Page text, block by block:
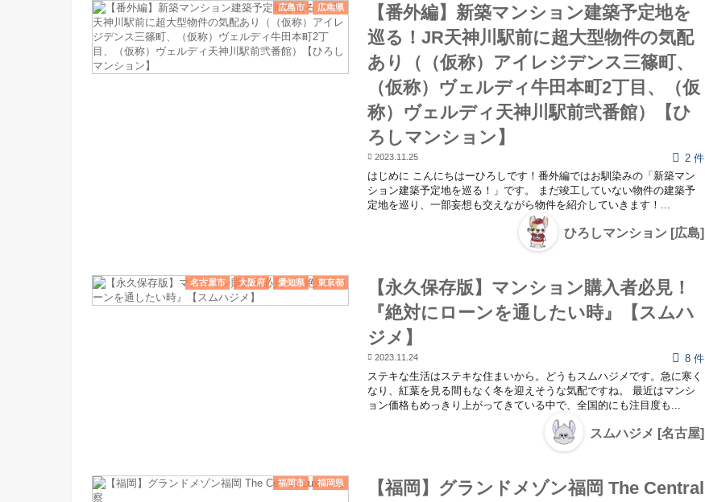
広島市 広島県
【番外編】新築マンション建築予定地を
巡る！JR天神川駅前に超大型物件の気配
あり（（仮称）アイレジデンス三篠町、
（仮称）ヴェルディ牛田本町2丁目、（仮
称）ヴェルディ天神川駅前弐番館）【ひ
ろしマンション】
2023.11.25
2 件
はじめに こんにちはーひろしです！番外編ではお馴染みの「新築マン
ション建築予定地を巡る！」です。 まだ竣工していない物件の建築予
定地を巡り、一部妄想も交えながら物件を紹介していきます！...
ひろしマンション [広島]
名古屋市 大阪府 愛知県 東京都
【永久保存版】マンション購入者必見！
『絶対にローンを通したい時』【スムハ
ジメ】
2023.11.24
8 件
ステキな生活はステキな住まいから。どうもスムハジメです。急に寒く
なり、紅葉を見る間もなく冬を迎えそうな気配ですね。 最近はマンシ
ョン価格もめっきり上がってきている中で、全国的にも注目度も...
スムハジメ [名古屋]
福岡市 福岡県 【福岡】グランドメゾン福岡 The Central